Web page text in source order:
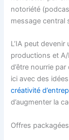
notoriété
message central
L’IA peut
productions et
d’être nourrie
ici avec des
créativité
d’augmenter la
Offres